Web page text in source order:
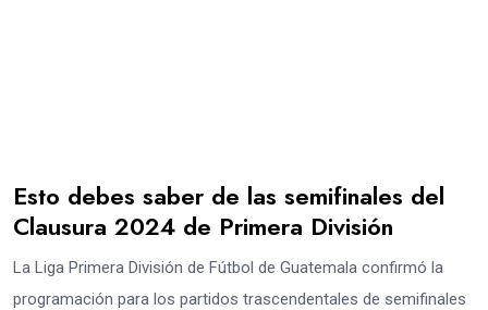
Esto debes saber de las semifinales del
Clausura 2024 de Primera División
La Liga Primera División de Fútbol de Guatemala confirmó la
programación para los partidos trascendentales de semifinales